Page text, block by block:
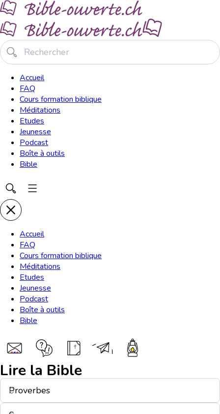
Accueil
FAQ
Cours formation biblique
Méditations
Etudes
Jeunesse
Podcast
Boîte à outils
Bible
Accueil
FAQ
Cours formation biblique
Méditations
Etudes
Jeunesse
Podcast
Boîte à outils
Bible
Lire la Bible